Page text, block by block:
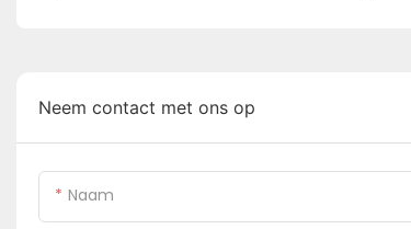
Neem contact met ons op
Naam